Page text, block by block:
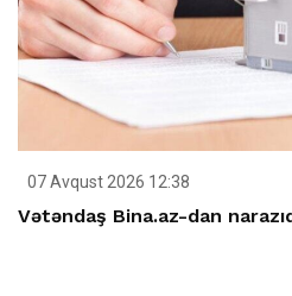
07 Avqust 2026 12:38
Vətəndaş Bina.az-dan